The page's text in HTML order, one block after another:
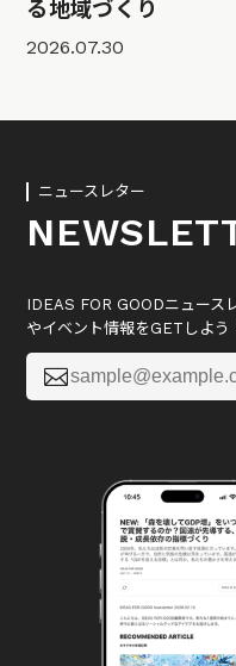
る地域づくり
2026.07.30
ニュースレター
IDEAS FOR GOODニュース
やイベント情報をGETしよう
